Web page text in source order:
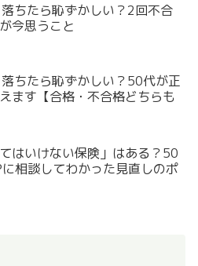
ちたら恥ずかしい？2回不合
今思うこと
ちたら恥ずかしい？50代が正
ます【合格・不合格どちらも
てはいけない保険」はある？50
相談してわかった見直しのポ